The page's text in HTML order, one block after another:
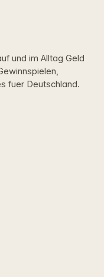
und im Alltag Geld
fuer Deutschland.